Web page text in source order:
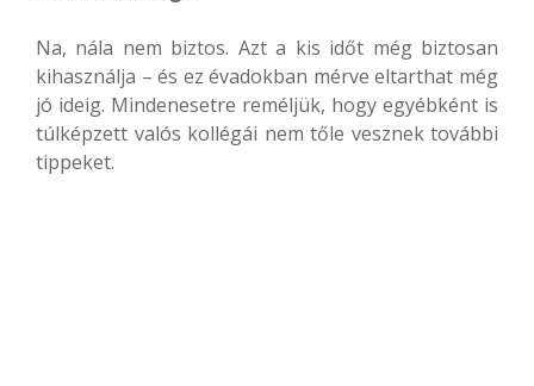
Na, nála nem biztos. Azt a kis időt még biztosan
kihasználja – és ez évadokban mérve eltarthat még
jó ideig. Mindenesetre reméljük, hogy egyébként is
túlképzett valós kollégái nem tőle vesznek további
tippeket.